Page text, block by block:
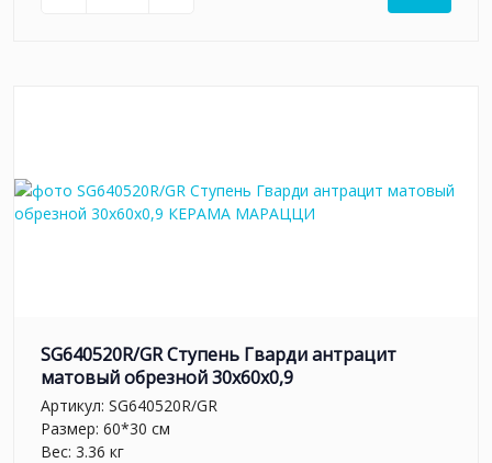
SG640520R/GR Ступень Гварди антрацит
матовый обрезной 30x60x0,9
Артикул: SG640520R/GR
Размер: 60*30 см
Вес: 3.36 кг